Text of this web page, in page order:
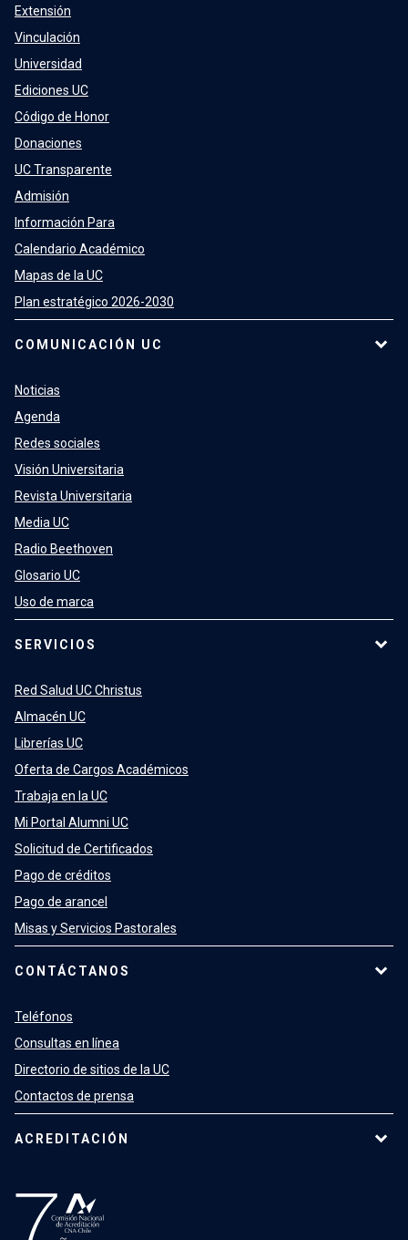
Extensión
Vinculación
Universidad
Ediciones UC
Código de Honor
Donaciones
UC Transparente
Admisión
Información Para
Calendario Académico
Mapas de la UC
Plan estratégico 2026-2030
COMUNICACIÓN UC
Noticias
Agenda
Redes sociales
Visión Universitaria
Revista Universitaria
Media UC
Radio Beethoven
Glosario UC
Uso de marca
SERVICIOS
Red Salud UC Christus
Almacén UC
Librerías UC
Oferta de Cargos Académicos
Trabaja en la UC
Mi Portal Alumni UC
Solicitud de Certificados
Pago de créditos
Pago de arancel
Misas y Servicios Pastorales
CONTÁCTANOS
Teléfonos
Consultas en línea
Directorio de sitios de la UC
Contactos de prensa
ACREDITACIÓN